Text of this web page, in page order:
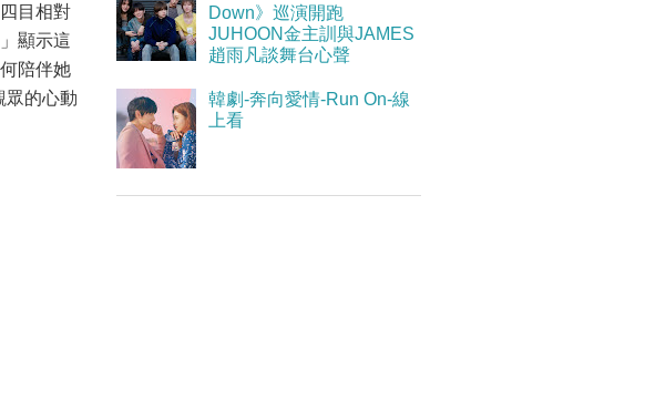
目相對
顯示這
陪伴她
眾的心動
Down》巡演開跑
JUHOON金主訓與JAMES
趙雨凡談舞台心聲
韓劇-奔向愛情-Run On-線
上看